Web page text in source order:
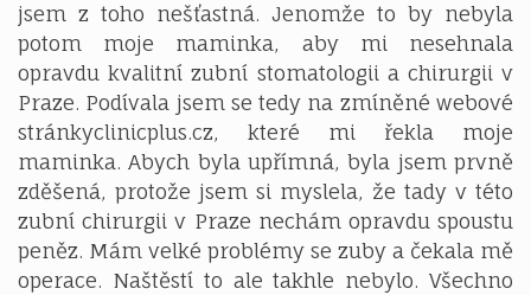
jsem z toho nešťastná. Jenomže to by nebyla
potom moje maminka, aby mi nesehnala
opravdu kvalitní zubní stomatologii a chirurgii v
Praze. Podívala jsem se tedy na zmíněné webové
stránkyclinicplus.cz, které mi řekla moje
maminka. Abych byla upřímná, byla jsem prvně
zděšená, protože jsem si myslela, že tady v této
zubní chirurgii v Praze nechám opravdu spoustu
peněz. Mám velké problémy se zuby a čekala mě
operace. Naštěstí to ale takhle nebylo. Všechno